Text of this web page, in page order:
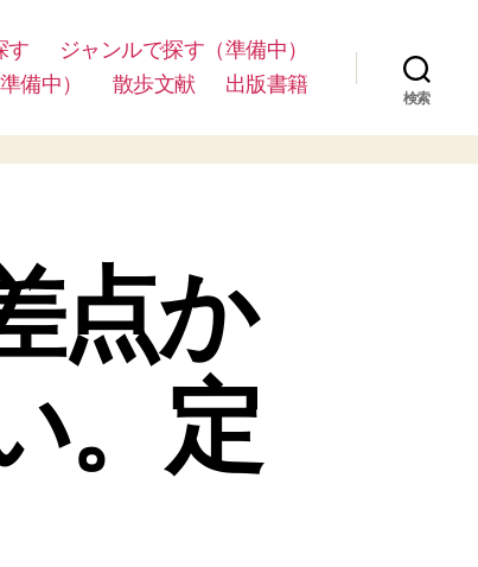
す
ジャンルで探す（準備中）
備中）
散歩文献 出版書籍
検索
点か
。定